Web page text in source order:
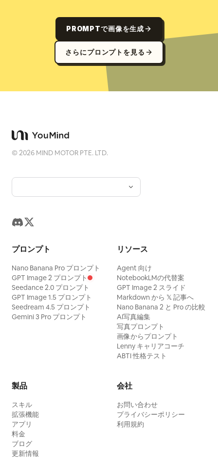
PROMPTで画像を生成
さらにプロンプトを見る
©2026 MIND MOTOR PTE. LTD.
プロンプト
Nano Banana Pro プロンプト
GPT Image 2 プロンプト
Seedance 2.0 プロンプト
GPT Image 1.5 プロンプト
Seedream 4.5 プロンプト
Gemini 3 Pro プロンプト
リソース
Agent 向け
NotebookLMの代替案
GPT Image 2 スライド
Markdown から 𝕏 記事へ
Nano Banana 2 と Pro の比較
AI写真編集
写真プロンプト
画像からプロンプト
Lenny キャリアコーチ
ABTI 性格テスト
製品
スキル
拡張機能
アプリ
料金
ブログ
更新情報
会社
お問い合わせ
プライバシーポリシー
利用規約